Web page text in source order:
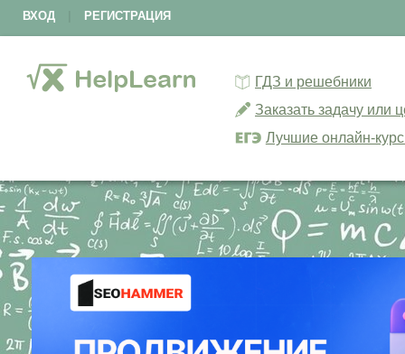
ВХОД РЕГИСТРАЦИЯ
ГДЗ и решебники
Заказать задачу или
Лучшие онлайн-